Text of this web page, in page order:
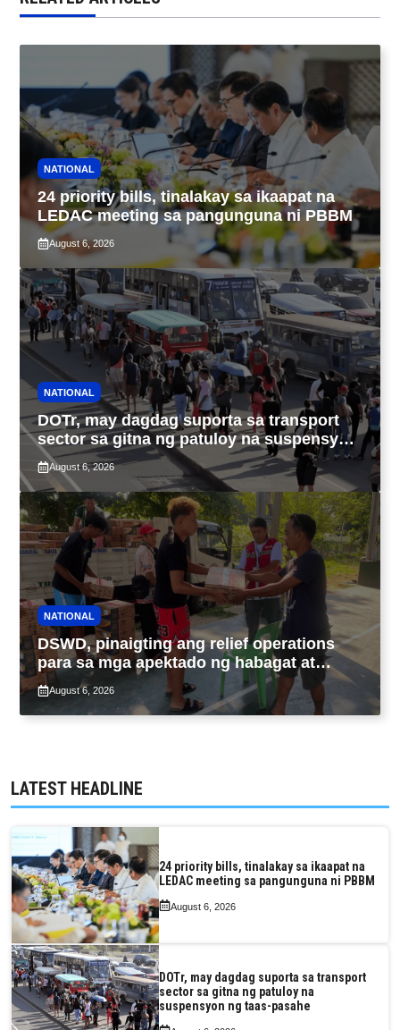
NATIONAL
24 priority bills, tinalakay sa ikaapat na
LEDAC meeting sa pangunguna ni PBBM
August 6, 2026
NATIONAL
DOTr, may dagdag suporta sa transport
sector sa gitna ng patuloy na suspensyon
ng taas-pasahe
August 6, 2026
NATIONAL
DSWD, pinaigting ang relief operations
para sa mga apektado ng habagat at
Bagyong Luis, Maymay
August 6, 2026
LATEST HEADLINE
24 priority bills, tinalakay sa ikaapat na
LEDAC meeting sa pangunguna ni PBBM
August 6, 2026
DOTr, may dagdag suporta sa transport
sector sa gitna ng patuloy na
suspensyon ng taas-pasahe